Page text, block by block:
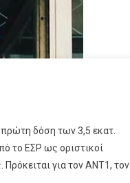
δόση των 3,5 εκατ.
το ΕΣΡ ως οριστικοί
Πρόκειται για τον ΑΝΤ1, τον